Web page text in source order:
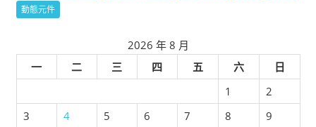
動態元件
2026 年 8 月
一
二 三 四 五 六
日
1
2
3
4 5 6 7 8 9